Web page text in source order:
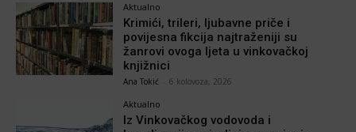
Aktualno
Krimići, trileri, ljubavne priče i
povijesna fikcija najtraženiji su
žanrovi ovoga ljeta u vinkovačkoj
knjižnici
Ana Tokić 6 kolovoza, 2026
Aktualno
Iz Vinkovačkog vodovoda i